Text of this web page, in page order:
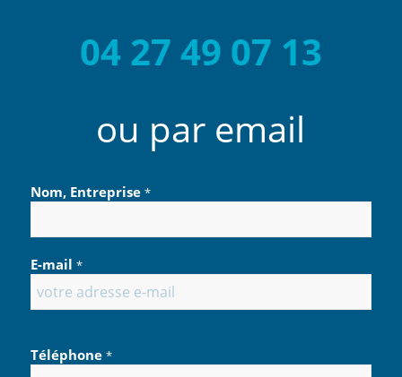
04 27 49 07 13
ou par email
Nom, Entreprise *
E-mail *
Téléphone *